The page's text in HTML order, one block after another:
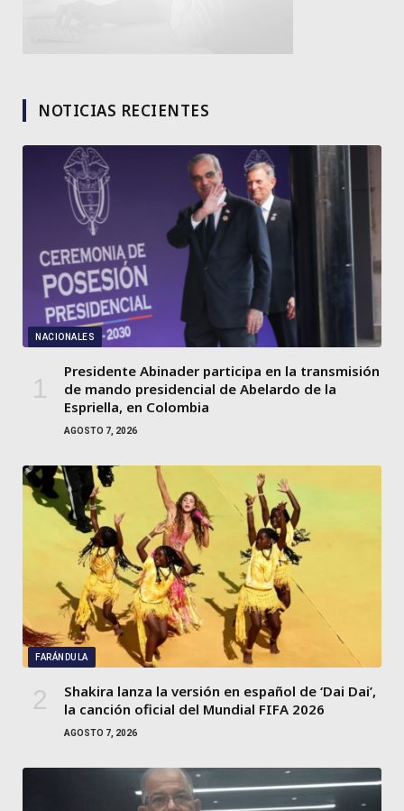
NOTICIAS RECIENTES
NACIONALES
Presidente Abinader participa en la transmisión
de mando presidencial de Abelardo de la
Espriella, en Colombia
AGOSTO 7, 2026
FARÁNDULA
Shakira lanza la versión en español de ‘Dai Dai’,
la canción oficial del Mundial FIFA 2026
AGOSTO 7, 2026